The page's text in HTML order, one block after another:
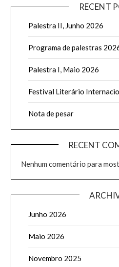
RECENT
Palestra II, Junho 2026
Programa de palestras
Palestra I, Maio 2026
Festival Literário
Nota de pesar
RECENT
Nenhum comentário para
Junho 2026
Maio 2026
Novembro 2025